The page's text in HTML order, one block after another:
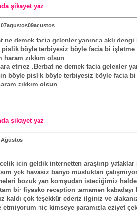
şikayet yaz
ne demek facia gelenler yanında aklı
pislik böyle terbiyesiz böyle facia bi işletme
haram zıkkım olsun
etmez .Berbat ne demek facia gelenler
böyle pislik böyle terbiyesiz böyle facia bi
zıkkım olsun
şikayet yaz
için geldik internetten araştırıp yataklar
yok havasız banyo muslukları
bozuk yan komşudan istediğimiz
bir fiyasko reception tamamen
kaldı çok teşekkür ederiz ilginiz ve
etmiyorum hiç kimseye paramızla eziyet